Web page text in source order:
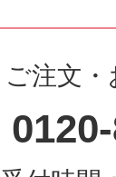
ご注文